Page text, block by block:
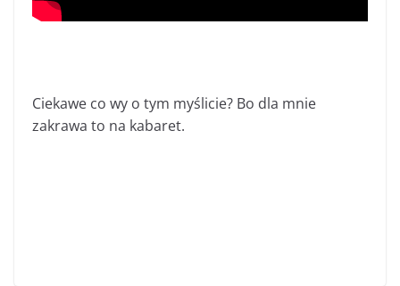
Ciekawe co wy o tym myślicie? Bo dla mnie
zakrawa to na kabaret.